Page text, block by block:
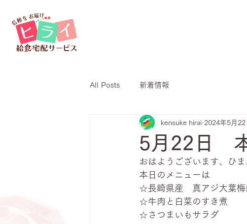
All Posts 新着情報
5月22日
kensuke hirai 2024年5月22
おはようございます、ひま
本日のメニューは
☆長崎県産　真アジ大葉梅
☆牛肉と白菜のすき煮
☆さつまいもサラダ